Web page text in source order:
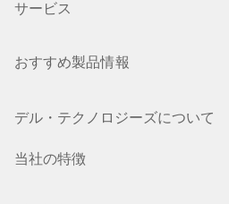
サービス
おすすめ製品情報
デル・テクノロジーズについて
当社の特徴